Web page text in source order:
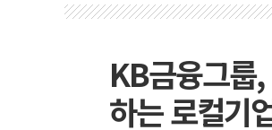
KB금융그룹
하는 로컬기